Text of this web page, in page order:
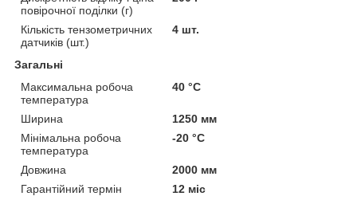
повірочної поділки (г)
Кількість тензометричних
датчиків (шт.)
4 шт.
Загальні
Максимальна робоча
температура
40 °С
Ширина
1250 мм
Мінімальна робоча
температура
-20 °С
Довжина
2000 мм
Гарантійний термін
12 міс